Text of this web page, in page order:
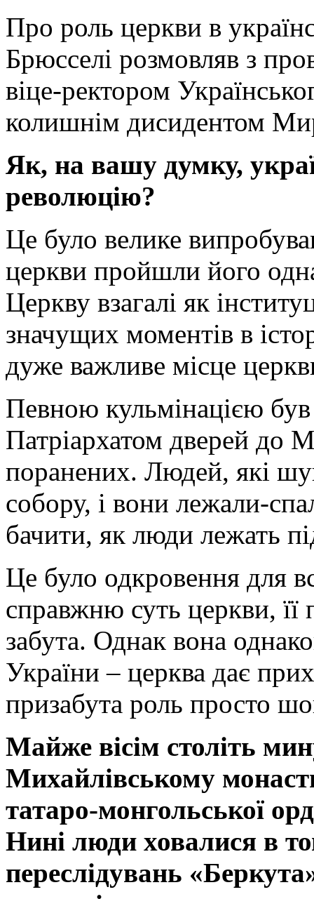
Про роль церкви в
Брюсселі розмовляв з
віце-ректором
колишнім дисидентом
Як, на вашу думку,
революцію?
Це було велике
церкви пройшли його
Церкву взагалі як
значущих моментів в
дуже важливе місце
Певною кульмінацією
Патріархатом дверей до
поранених. Людей, які
собору, і вони лежали-
бачити, як люди лежать
Це було одкровення для
справжню суть церкви,
забута. Однак вона
України – церква дає
призабута роль просто
Майже вісім століть
Михайлівському
татаро-монгольської
Нині люди ховалися в
переслідувань